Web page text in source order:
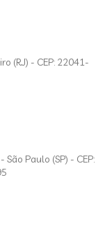
(RJ) - CEP: 22041-
Paulo (SP) - CEP: